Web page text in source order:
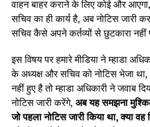
वाहन बाहर कराने के लिए कोई और
सचिव का ही कार्य है, अब नोटिस
सचिव कैसे अपने कर्तव्यों से छुटकारा
इस विषय पर हमारे मीडिया ने म्हाडा
के अध्यक्ष और सचिव को नोटिस भेजा
नहीं हुए है तो म्हाडा अधिकारी ने जवाब
नोटिस जारी करेंगे, अब यह समझना मुश्किल
जो पहला नोटिस जारी किया था, क्या वह